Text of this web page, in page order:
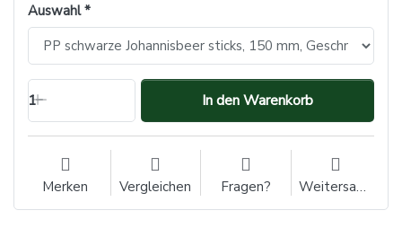
Auswahl
1 In den Warenkorb
Merken Vergleichen Fragen? Weitersagen